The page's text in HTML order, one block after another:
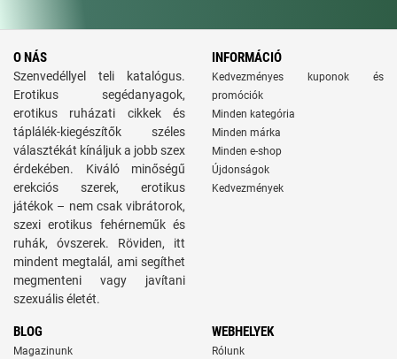
O NÁS
Szenvedéllyel teli katalógus.
Erotikus segédanyagok,
erotikus ruházati cikkek és
táplálék-kiegészítők széles
választékát kínáljuk a jobb szex
érdekében. Kiváló minőségű
erekciós szerek, erotikus
játékok – nem csak vibrátorok,
szexi erotikus fehérneműk és
ruhák, óvszerek. Röviden, itt
mindent megtalál, ami segíthet
megmenteni vagy javítani
szexuális életét.
INFORMÁCIÓ
Kedvezményes kuponok és
promóciók
Minden kategória
Minden márka
Minden e-shop
Újdonságok
Kedvezmények
BLOG
Magazinunk
WEBHELYEK
Rólunk